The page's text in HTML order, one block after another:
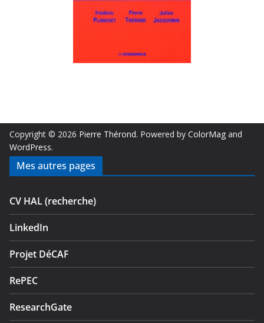
Copyright © 2026 Pierre Thérond. Powered by ColorMag and
WordPress.
Mes autres pages
CV HAL (recherche)
LinkedIn
Projet DéCAF
RePEC
ResearchGate